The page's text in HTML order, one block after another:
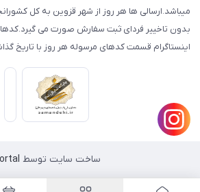
میباشد.ارسالی ها هر روز از شهر قزوین به کل
بدون تاخییر فردای ثبت سفارش صورت می
اینستاگرام قسمت کدهای مرسوله هر روز با تاریخ
ساخت سایت توسط